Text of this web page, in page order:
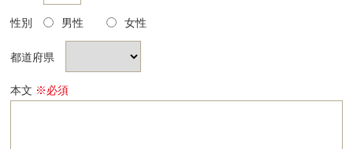
性別 男性 女性
都道府県
本文 ※必須